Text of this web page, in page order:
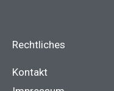
Rechtliches
Kontakt